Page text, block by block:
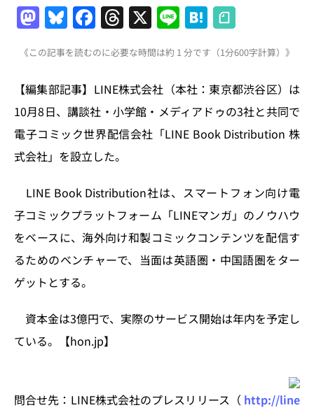
M
a
st
o
d
o
n
Bl
u
e
s
k
y
F
a
c
e
b
o
o
T
h
re
a
d
s
X Li
n
e
H
at
e
n
a
《この記事を読むのに必要な時間は約 1 分です（1分600字計算）》
【編集部記事】LINE株式会社（本社：東京都渋谷区）は
10月8日、講談社・小学館・メディアドゥの3社と共同で
電子コミック世界配信会社「LINE Book Distribution 株
式会社」を設立した。
LINE Book Distribution社は、スマートフォン向け電
子コミックプラットフォーム「LINEマンガ」のノウハウ
をベースに、海外向け和製コミックコンテンツを配信す
るためのベンチャーで、当面は英語圏・中国語圏をター
ゲットとする。
資本金は3億円で、実際のサービス開始は年内を予定し
ている。【hon.jp】
問合せ先：LINE株式会社のプレスリリース（ http://line